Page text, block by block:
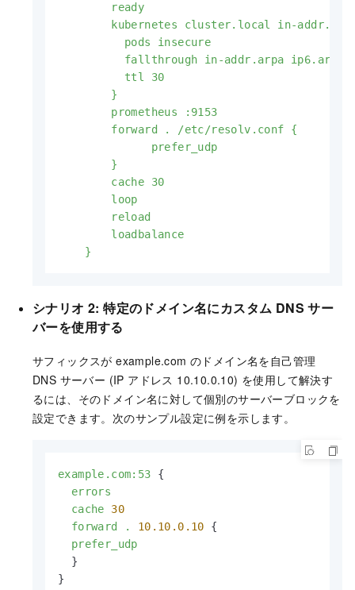
        ready
kubernetes cluster.local in-
          pods insecure
          fallthrough in-addr.arpa ip6.arpa
          ttl 30
        }
        prometheus :9153
        forward . /etc/resolv.conf {
              prefer_udp
        }
        cache 30
        loop
        reload
        loadbalance
    }
シナリオ 2: 特定のドメイン名にカスタム DNS サー
バーを使用する
サフィックスが example.com のドメイン名を自己管理
DNS サーバー (IP アドレス 10.10.0.10) を使用して解決す
るには、そのドメイン名に対して個別のサーバーブロックを
設定できます。次のサンプル設定に例を示します。
example.com:53 {
errors
cache
30
forward
. 10.10 .0 .10 {
prefer_udp
  }
}